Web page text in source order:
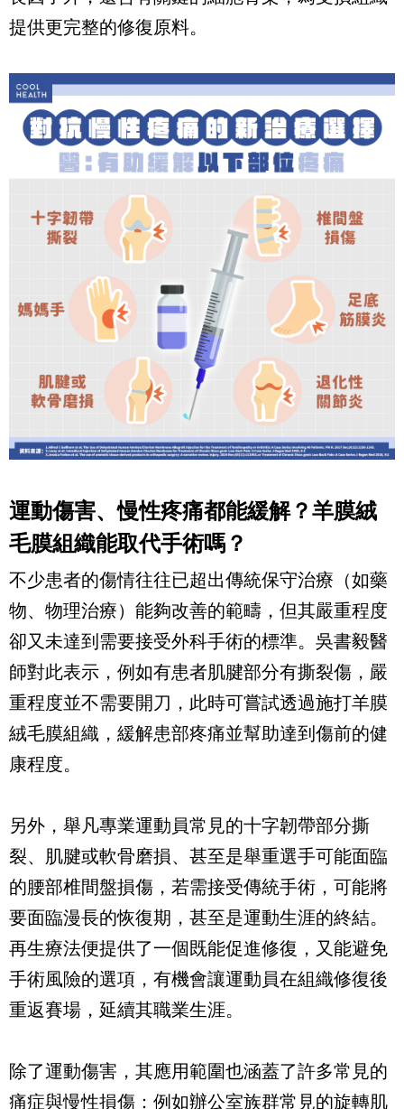
提供更完整的修復原料。
運動傷害、慢性疼痛都能緩解？羊膜絨
毛膜組織能取代手術嗎？
不少患者的傷情往往已超出傳統保守治療（如藥
物、物理治療）能夠改善的範疇，但其嚴重程度
卻又未達到需要接受外科手術的標準。吳書毅醫
師對此表示，例如有患者肌腱部分有撕裂傷，嚴
重程度並不需要開刀，此時可嘗試透過施打羊膜
絨毛膜組織，緩解患部疼痛並幫助達到傷前的健
康程度。
另外，舉凡專業運動員常見的十字韌帶部分撕
裂、肌腱或軟骨磨損、甚至是舉重選手可能面臨
的腰部椎間盤損傷，若需接受傳統手術，可能將
要面臨漫長的恢復期，甚至是運動生涯的終結。
再生療法便提供了一個既能促進修復，又能避免
手術風險的選項，有機會讓運動員在組織修復後
重返賽場，延續其職業生涯。
除了運動傷害，其應用範圍也涵蓋了許多常見的
痛症與慢性損傷：例如辦公室族群常見的旋轉肌